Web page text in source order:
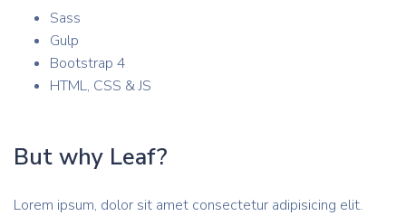
Sass
Gulp
Bootstrap 4
HTML, CSS & JS
But why Leaf?
Lorem ipsum, dolor sit amet consectetur adipisicing elit.